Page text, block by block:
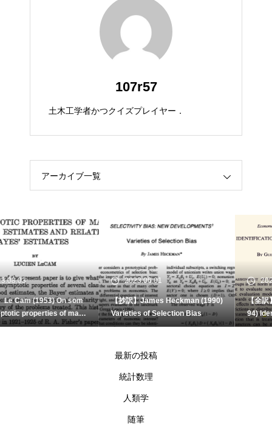
107r57
土木工学者かつクイズプレイヤー．
アーカイブ一覧
2023.06.01
【抄訳】James Heckman (1990)
Varieties of Selection Bias
2023.05.30
【全訳】Imbens and Angrist
94) Identification and
of Local Average Treatment
最新の投稿
統計数理
人類学
随筆